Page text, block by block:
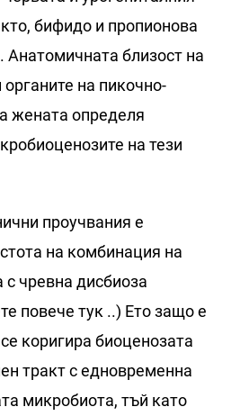
бифидо и пропионова
Анатомичната близост на
на пикочно-
жената определя
на тези
проучвания е
на комбинация на
с чревна дисбиоза
повече тук ..) Ето защо е
коригира биоценозата
тракт с едновременна
микробиота, тъй като